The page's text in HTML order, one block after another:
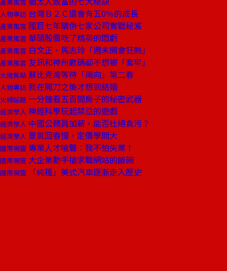
人物專訪 台灣Ｂ２Ｃ還會有五0％的成長
產業風雲 國巨七年購併七家公司實戰秘笈
產業風雲 華碩股價吃了精英的悶虧
產業風雲 白文正、馬志玲「週末開會狂熱」
產業風雲 友訊和神州數碼都不想被「套牢」
大陸焦點 蘇比克灣等待「南向」第二春
人物專訪 我在開刀之後才想到結婚
火線話題 一分鐘看五百間房子的秘密武器
經濟學人 神經科學玩起禁忌的遊戲
經濟學人 中國公務員加薪，能否杜絕貪污？
經濟學人 景氣回春慢，定價學問大
國際視窗 專業人才嗆聲︰我不怕失業！
國際視窗 大企業動手搶求職網站的飯碗
國際視窗 「純種」美式汽車逐漸走入歷史